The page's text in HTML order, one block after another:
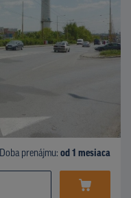
Doba prenájmu: od 1 mesiaca